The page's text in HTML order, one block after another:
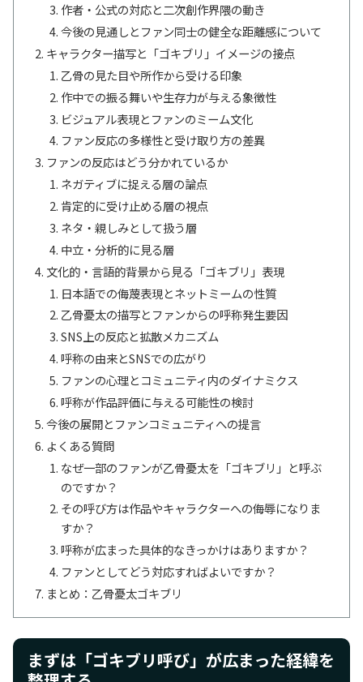
作者・公式の対応と二次創作界隈の動き
今後の見通しとファン同士の健全な距離感について
キャラクター描写と「ゴキブリ」イメージの接点
乙骨の見た目や所作から受ける印象
作中での振る舞いや生存力が与える象徴性
ビジュアル表現とファンのミーム文化
ファン反応の多様性と受け取り方の差異
ファンの反応はどう分かれているか
ネガティブに捉える層の論点
肯定的に受け止める層の視点
ネタ・親しみとして扱う層
中立・分析的に見る層
文化的・言語的背景から見る「ゴキブリ」表現
日本語での侮蔑表現とネットミームの性質
乙骨憂太の描写とファンからの呼称発生要因
SNS上の反応と拡散メカニズム
呼称の由来とSNSでの広がり
ファンの心理とコミュニティ内のダイナミクス
呼称が作品評価に与える可能性の検討
今後の展開とファンコミュニティへの提言
よくある質問
なぜ一部のファンが乙骨憂太を「ゴキブリ」と呼ぶ
のですか？
その呼び方は作品やキャラクターへの侮辱になりま
すか？
呼称が広まった具体的なきっかけはありますか？
ファンとしてどう対応すればよいですか？
まとめ：乙骨憂太ゴキブリ
まずは「ゴキブリ呼び」が広まった経緯を